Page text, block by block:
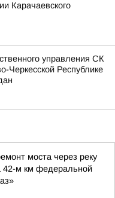
Карачаевского
управления СК
Черкесской Республике
моста через реку
42-м км федеральной